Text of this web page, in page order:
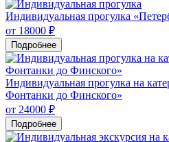
Индивидуальная прогулка
от 18000 ₽
Подробнее
Индивидуальная прогулка на
Фонтанки до Финского»
от 24000 ₽
Подробнее